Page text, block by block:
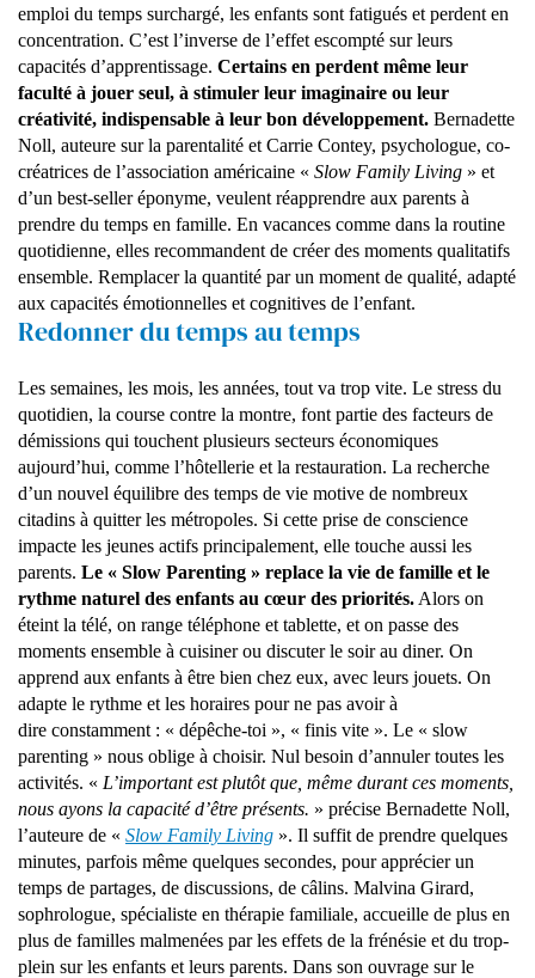
emploi du temps surchargé, les enfants sont fatigués et perdent en
concentration. C’est l’inverse de l’effet escompté sur leurs
capacités d’apprentissage. Certains en perdent même leur
faculté à jouer seul, à stimuler leur imaginaire ou leur
créativité, indispensable à leur bon développement. Bernadette
Noll, auteure sur la parentalité et Carrie Contey, psychologue, co-
créatrices de l’association américaine « Slow Family Living » et
d’un best-seller éponyme, veulent réapprendre aux parents à
prendre du temps en famille. En vacances comme dans la routine
quotidienne, elles recommandent de créer des moments qualitatifs
ensemble. Remplacer la quantité par un moment de qualité, adapté
aux capacités émotionnelles et cognitives de l’enfant.
Redonner du temps au temps
Les semaines, les mois, les années, tout va trop vite. Le stress du
quotidien, la course contre la montre, font partie des facteurs de
démissions qui touchent plusieurs secteurs économiques
aujourd’hui, comme l’hôtellerie et la restauration. La recherche
d’un nouvel équilibre des temps de vie motive de nombreux
citadins à quitter les métropoles. Si cette prise de conscience
impacte les jeunes actifs principalement, elle touche aussi les
parents. Le « Slow Parenting » replace la vie de famille et le
rythme naturel des enfants au cœur des priorités. Alors on
éteint la télé, on range téléphone et tablette, et on passe des
moments ensemble à cuisiner ou discuter le soir au diner. On
apprend aux enfants à être bien chez eux, avec leurs jouets. On
adapte le rythme et les horaires pour ne pas avoir à
dire constamment : « dépêche-toi », « finis vite ». Le « slow
parenting » nous oblige à choisir. Nul besoin d’annuler toutes les
activités. « L’important est plutôt que, même durant ces moments,
nous ayons la capacité d’être présents. » précise Bernadette Noll,
l’auteure de « Slow Family Living ». Il suffit de prendre quelques
minutes, parfois même quelques secondes, pour apprécier un
temps de partages, de discussions, de câlins. Malvina Girard,
sophrologue, spécialiste en thérapie familiale, accueille de plus en
plus de familles malmenées par les effets de la frénésie et du trop-
plein sur les enfants et leurs parents. Dans son ouvrage sur le